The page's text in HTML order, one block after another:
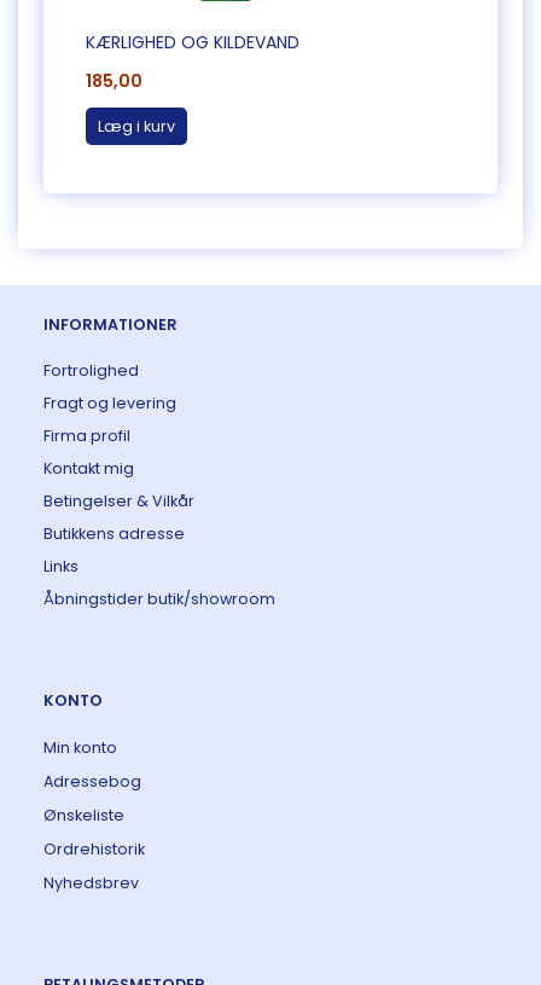
KÆRLIGHED OG KILDEVAND
185,00
Læg i kurv
INFORMATIONER
Fortrolighed
Fragt og levering
Firma profil
Kontakt mig
Betingelser & Vilkår
Butikkens adresse
Links
Åbningstider butik/showroom
KONTO
Min konto
Adressebog
Ønskeliste
Ordrehistorik
Nyhedsbrev